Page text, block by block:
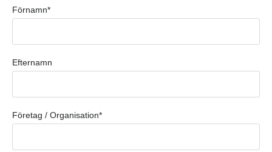
Förnamn*
Efternamn
Företag / Organisation*